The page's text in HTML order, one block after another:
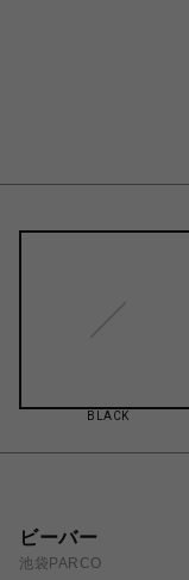
BLACK
ビーバー
池袋PARCO